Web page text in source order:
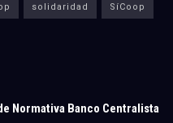
solidaridad SíCoop
Normativa Banco Centralista